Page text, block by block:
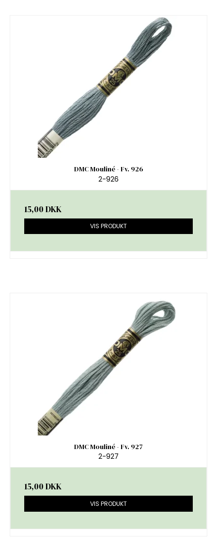
DMC Mouliné - Fv. 926
2-926
15,00 DKK
VIS PRODUKT
DMC Mouliné - Fv. 927
2-927
15,00 DKK
VIS PRODUKT